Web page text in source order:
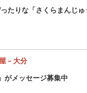
たりな「さくらまんじゅ
－大分
がメッセージ募集中